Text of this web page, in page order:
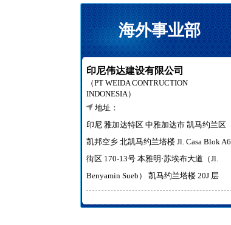
海外事业部
印尼伟达建设有限公司
（PT WEIDA CONTRUCTION
INDONESIA）
地址：
印尼 雅加达特区 中雅加达市 凯马约兰区
凯邦空乡 北凯马约兰塔楼 Jl. Casa Blok A6
街区 170-13号 本雅明·苏埃布大道（Jl.
Benyamin Sueb） 凯马约兰塔楼 20J 层